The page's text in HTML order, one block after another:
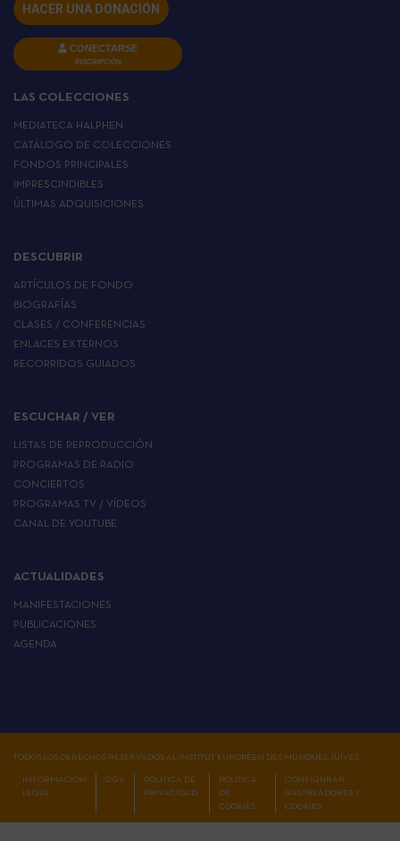
HACER UNA DONACIÓN
CONECTARSE
INSCRIPCIÓN
LAS COLECCIONES
MEDIATECA HALPHEN
CATÁLOGO DE COLECCIONES
FONDOS PRINCIPALES
IMPRESCINDIBLES
ÚLTIMAS ADQUISICIONES
DESCUBRIR
ARTÍCULOS DE FONDO
BIOGRAFÍAS
CLASES / CONFERENCIAS
ENLACES EXTERNOS
RECORRIDOS GUIADOS
ESCUCHAR / VER
LISTAS DE REPRODUCCIÓN
PROGRAMAS DE RADIO
CONCIERTOS
PROGRAMAS TV / VÍDEOS
CANAL DE YOUTUBE
ACTUALIDADES
MANIFESTACIONES
PUBLICACIONES
AGENDA
TODOS LOS DERECHOS RESERVADOS AL INSTITUT EUROPÉEN DES MUSIQUES JUIVES
INFORMACIÓN
LEGAL
CGV
POLÍTICA DE
PRIVACIDAD
POLÍTICA
DE
COOKIES
CONFIGURAR
RASTREADORES Y
COOKIES